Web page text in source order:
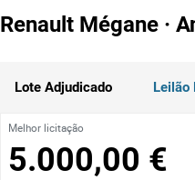
Renault Mégane ·
Lote Adjudicado Leilão
Melhor licitação
5.000,00 €